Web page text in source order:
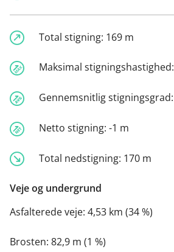
Total stigning: 169 m
Maksimal stigningshastighed:
Gennemsnitlig stigningsgrad:
Netto stigning: -1 m
Total nedstigning: 170 m
Veje og undergrund
Asfalterede veje: 4,53 km (34 %)
Brosten: 82,9 m (1 %)